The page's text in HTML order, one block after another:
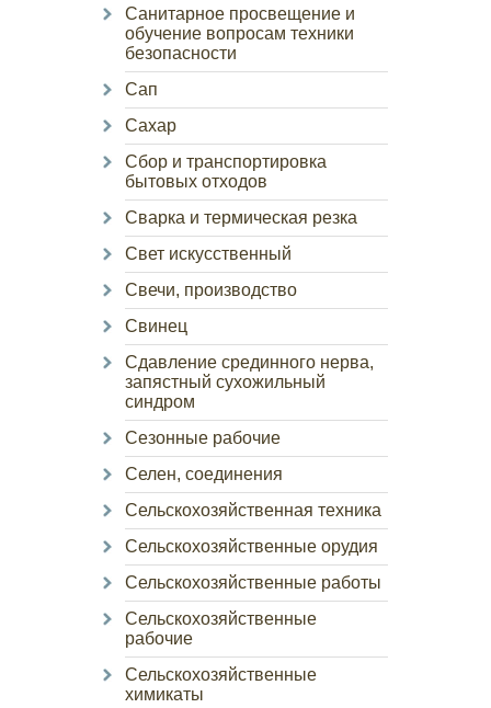
Санитарное просвещение и
обучение вопросам техники
безопасности
Сап
Сахар
Сбор и транспортировка
бытовых отходов
Сварка и термическая резка
Свет искусственный
Свечи, производство
Свинец
Сдавление срединного нерва,
запястный сухожильный
синдром
Сезонные рабочие
Селен, соединения
Сельскохозяйственная техника
Сельскохозяйственные орудия
Сельскохозяйственные работы
Сельскохозяйственные
рабочие
Сельскохозяйственные
химикаты